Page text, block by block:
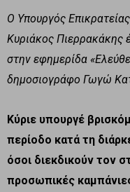
Ο Υπουργός
Κυριάκος Πιερρακάκης
στην εφημερίδα
δημοσιογράφο Γωγώ
Κύριε υπουργέ
περίοδο κατά τη
όσοι διεκδικούν τον
προσωπικές